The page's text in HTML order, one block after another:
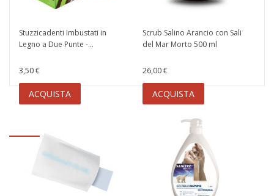
Stuzzicadenti Imbustati in
Legno a Due Punte -...
3,50 €
ACQUISTA
Scrub Salino Arancio con Sali
del Mar Morto 500 ml
26,00 €
ACQUISTA